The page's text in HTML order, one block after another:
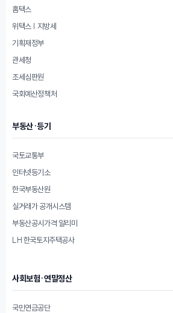
홈택스
위택스 | 지방세
기획재정부
관세청
조세심판원
국회예산정책처
부동산·등기
국토교통부
인터넷등기소
한국부동산원
실거래가 공개시스템
부동산공시가격 알리미
LH 한국토지주택공사
사회보험·연말정산
국민연금공단